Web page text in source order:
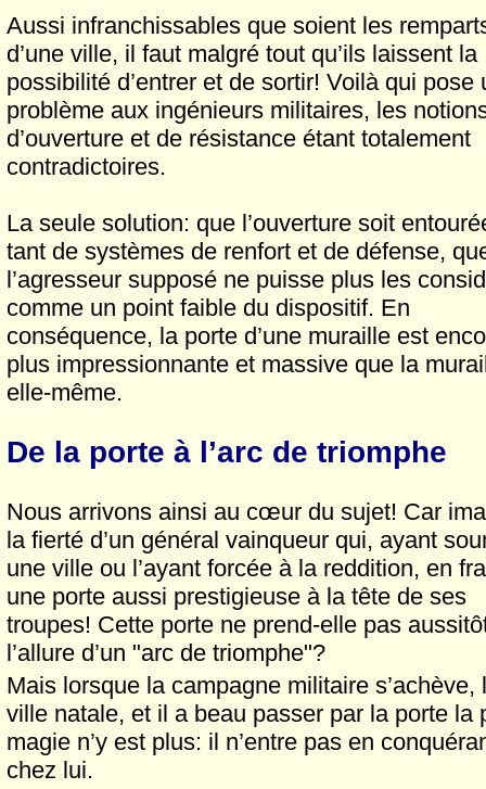
Aussi infranchissables que soient les
d’une ville, il faut malgré tout qu’ils laissent la
possibilité d’entrer et de sortir! Voilà qui pose
problème aux ingénieurs militaires, les
d’ouverture et de résistance étant totalement
contradictoires.
La seule solution: que l’ouverture soit
tant de systèmes de renfort et de défense,
l’agresseur supposé ne puisse plus les
comme un point faible du dispositif. En
conséquence, la porte d’une muraille est
plus impressionnante et massive que la
elle-même.
De la porte à l’arc de triomphe
Nous arrivons ainsi au cœur du sujet! Car
la fierté d’un général vainqueur qui, ayant
une ville ou l’ayant forcée à la reddition, en
une porte aussi prestigieuse à la tête de ses
troupes! Cette porte ne prend-elle pas
l’allure d’un "arc de triomphe"?
Mais lorsque la campagne militaire
ville natale, et il a beau passer par la porte la
magie n’y est plus: il n’entre pas en
chez lui.